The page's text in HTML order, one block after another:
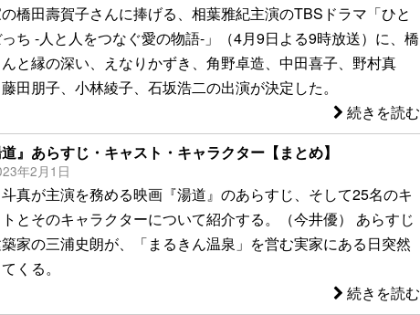
橋田壽賀子さんに捧げる、相葉雅紀主演のTBSドラマ「ひと
っち -人と人をつなぐ愛の物語-」（4月9日よる9時放送）に、橋
と縁の深い、えなりかずき、角野卓造、中田喜子、野村真
田朋子、小林綾子、石坂浩二の出演が決定した。
続きを読む
道』あらすじ・キャスト・キャラクター【まとめ】
年2月1日
真が主演を務める映画『湯道』のあらすじ、そして25名のキ
とそのキャラクターについて紹介する。（今井優） あらすじ
家の三浦史朗が、「まるきん温泉」を営む実家にある日突然
くる。
続きを読む